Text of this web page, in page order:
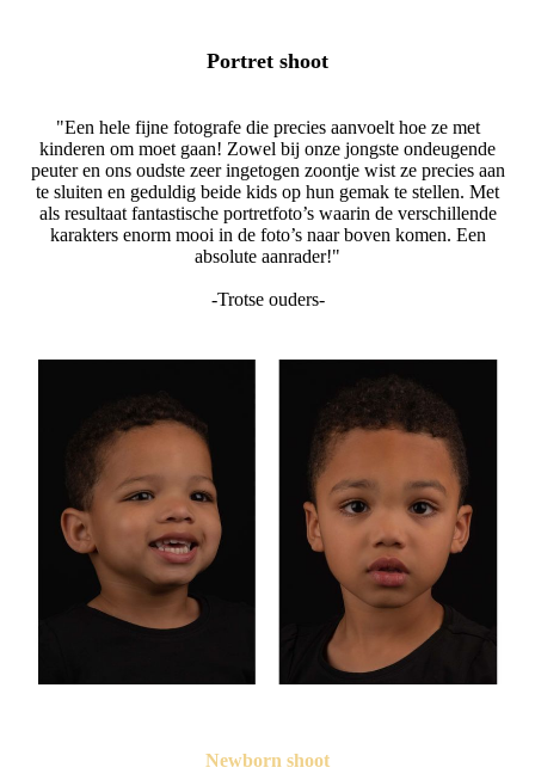
Portret shoot
"Een hele fijne fotografe die precies aanvoelt hoe ze met
kinderen om moet gaan! Zowel bij onze jongste ondeugende
peuter en ons oudste zeer ingetogen zoontje wist ze precies aan
te sluiten en geduldig beide kids op hun gemak te stellen. Met
als resultaat fantastische portretfoto’s waarin de verschillende
karakters enorm mooi in de foto’s naar boven komen. Een
absolute aanrader!"
-Trotse ouders-
Newborn shoot